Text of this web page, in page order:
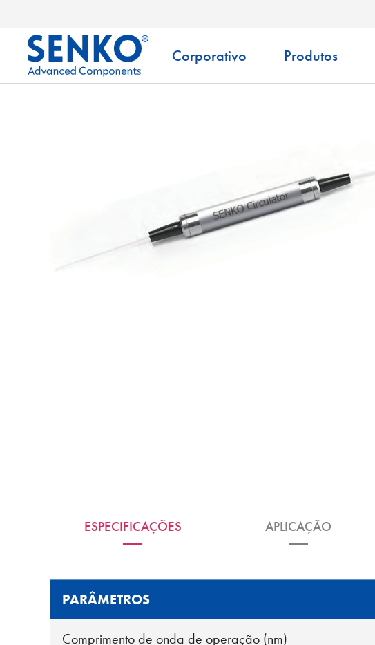
Corporativo Produtos
ESPECIFICAÇÕES APLICAÇÃO
PARÂMETROS
Comprimento de onda de operação (nm)